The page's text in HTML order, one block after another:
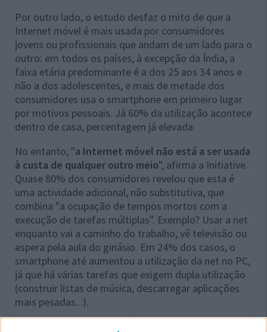
Por outro lado, o estudo desfaz o mito de que a
Internet móvel é mais usada por consumidores
jovens ou profissionais que andam de um lado para o
outro: em todos os países, à excepção da Índia, a
faixa etária predominante é a dos 25 aos 34 anos e
não a dos adolescentes, e mais de metade dos
consumidores usa o smartphone em primeiro lugar
por motivos pessoais. Já 60% da utilização acontece
dentro de casa, percentagem já elevada.
No entanto, "a Internet móvel não está a ser usada
à custa de qualquer outro meio", afirma a Initiative.
Quase 80% dos consumidores revelou que esta é
uma actividade adicional, não substitutiva, que
combina "a ocupação de tempos mortos com a
execução de tarefas múltiplas". Exemplo? Usar a net
enquanto vai a caminho do trabalho, vê televisão ou
espera pela aula do ginásio. Em 24% dos casos, o
smartphone até aumentou a utilização da net no PC,
já que há várias tarefas que exigem dupla utilização
(construir listas de música, descarregar aplicações
mais pesadas...).